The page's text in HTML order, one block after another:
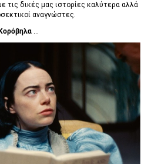
τις δικές μας ιστορίες καλύτερα αλλά
αναγνώστες.
...